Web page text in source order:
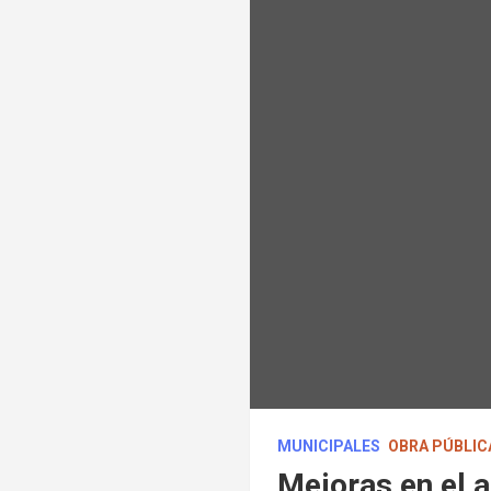
MUNICIPALES OBRA